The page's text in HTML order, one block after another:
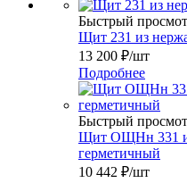
Быстрый
Щит 231 из
13 200 ₽/шт
Подробнее
Быстрый
Щит ОЩНн 331
герметичный
10 442 ₽/шт